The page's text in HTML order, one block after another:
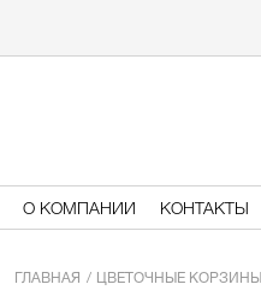
О КОМПАНИИ КОНТАКТЫ
ГЛАВНАЯ ЦВЕТОЧНЫЕ КОРЗИНЫ